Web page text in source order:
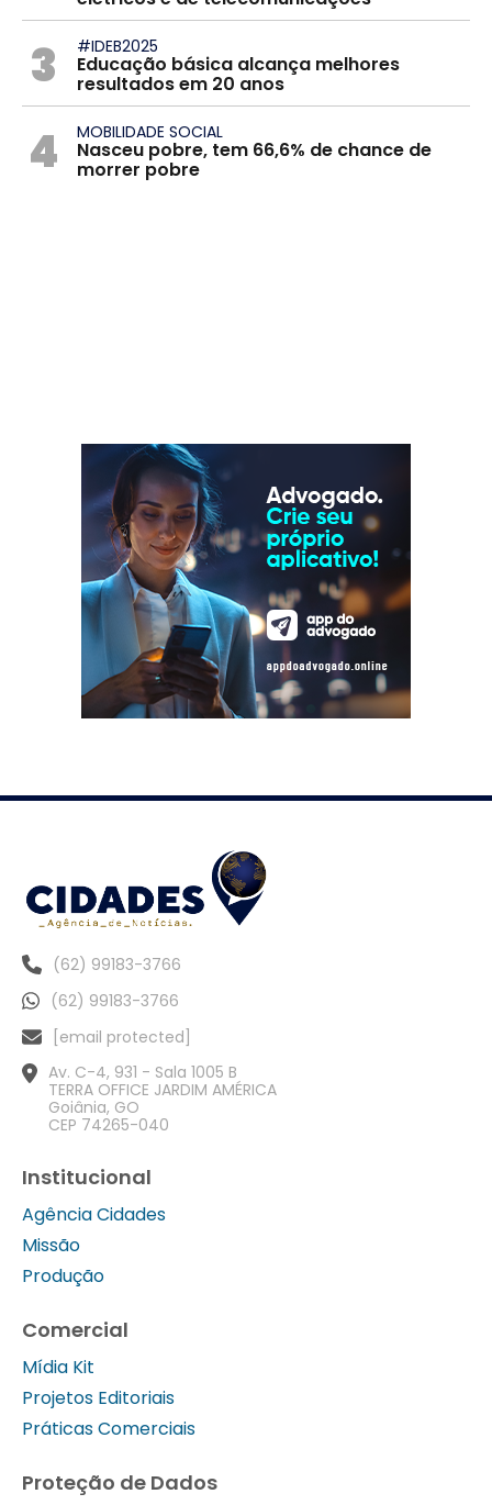
3 #IDEB2025
Educação básica alcança melhores
resultados em 20 anos
4 MOBILIDADE SOCIAL
Nasceu pobre, tem 66,6% de chance de
morrer pobre
(62) 99183-3766
(62) 99183-3766
[email protected]
Av. C-4, 931 - Sala 1005 B
TERRA OFFICE JARDIM AMÉRICA
Goiânia, GO
CEP 74265-040
Institucional
Agência Cidades
Missão
Produção
Comercial
Mídia Kit
Projetos Editoriais
Práticas Comerciais
Proteção de Dados